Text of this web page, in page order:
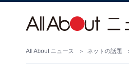
All About ニュース ネットの話題